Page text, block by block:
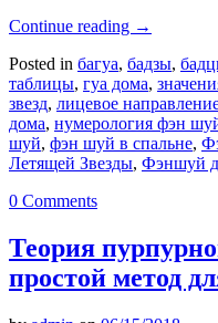
Continue reading →
Posted in багуа, бадзы,
таблицы, гуа дома,
звезд, лицевое
дома, нумерология фэн
шуй, фэн шуй в спальне,
Летящей Звезды, Фэншуй
0 Comments
Теория
простой метод